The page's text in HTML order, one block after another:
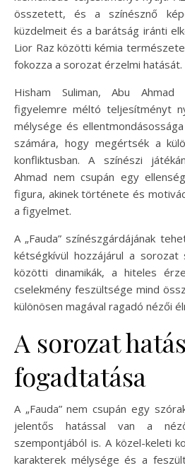
összetett, és a színésznő
küzdelmeit és a barátság iránti
Lior Raz közötti kémia
fokozza a sorozat érzelmi hatását.
Hisham Suliman, Abu Ahmad
figyelemre méltó teljesítményt
mélysége és
számára, hogy megértsék a
konfliktusban. A színészi
Ahmad nem csupán egy
figura, akinek története és
a figyelmet.
A „Fauda” színészgárdájának
kétségkívül hozzájárul a sorozat
közötti dinamikák, a hiteles
cselekmény feszültsége mind
különösen magával ragadó nézői
A sorozat
fogadtatása
A „Fauda” nem csupán egy
jelentős hatással van a
szempontjából is. A közel-keleti
karakterek mélysége és a